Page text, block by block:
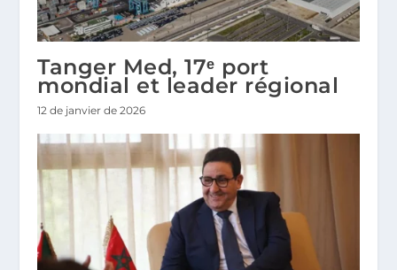
Tanger Med, 17ᵉ port
mondial et leader régional
12 de janvier de 2026